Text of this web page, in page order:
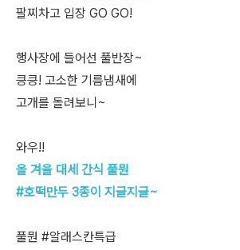
팔찌차고 입장 GO GO!
행사장에 들어선 풀반장~
킁킁! 고소한 기름냄새에
고개를 돌려보니~
와우!!
올 겨울 대세 간식 풀뭔
#호떡만두 3종이 지글지글~
풀뭔 #알래스칸특급